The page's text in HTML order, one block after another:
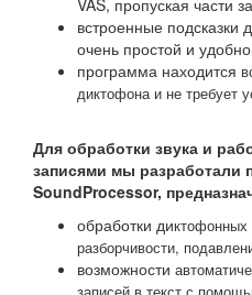
VAS, пропуская части
встроенные подсказки
очень простой и
программа находится
диктофона и не требует
Для обработки звука и
записями мы разработали
SoundProcessor,
обработки диктофонных
разборчивости,
возможности